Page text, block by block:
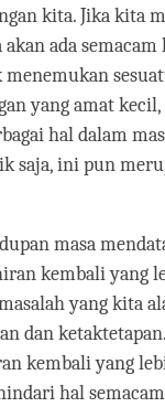
kita. Jika kita
ada
yang amat
hal dalam
saja, ini pun
masa
kembali yang
yang kita
dan
kembali yang
hal